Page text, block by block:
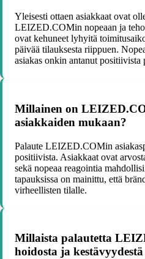
Yleisesti ottaen asiakkaat ovat
LEIZED.COMin nopeaan ja
ovat kehuneet lyhyitä
päivää tilauksesta riippuen.
asiakas onkin antanut positiivista
Millainen on
asiakkaiden mukaan?
Palaute LEIZED.COMin
positiivista. Asiakkaat ovat
sekä nopeaa reagointia
tapauksissa on mainittu, että
virheellisten tilalle.
Millaista palautetta
hoidosta ja